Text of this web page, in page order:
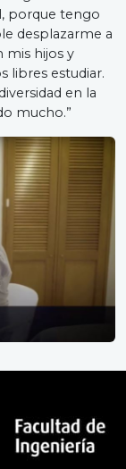
porque tengo
desplazarme a
mis hijos y
libres estudiar.
en la
mucho.”